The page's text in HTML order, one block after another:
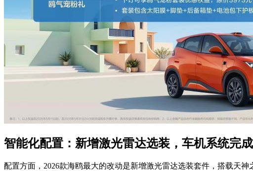
智能化配置：新增激光雷达选装，车机系统完
配置方面，2026款海鸥最大的改动是新增激光雷达选装套件，搭载天